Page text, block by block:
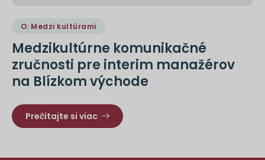
O: Medzi kultúrami
Medzikultúrne komunikačné
zručnosti pre interim manažérov
na Blízkom východe
Prečítajte si viac